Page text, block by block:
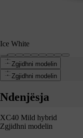
Ice White
Zgjidhni modelin
Zgjidhni modelin
Ndenjësja
XC40 Mild hybrid
Zgjidhni modelin